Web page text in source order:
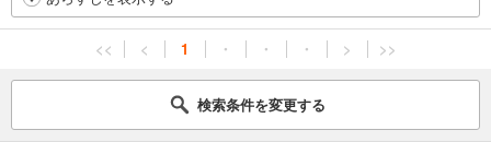
<< < 1 ・ ・ ・ > >>
検索条件を変更する